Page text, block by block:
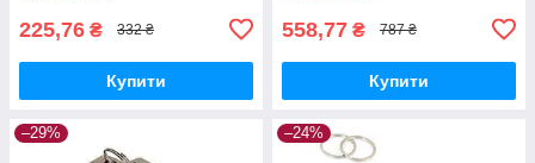
225,76 ₴ 332 ₴
Купити
558,77 ₴ 787 ₴
Купити
–29% –24%